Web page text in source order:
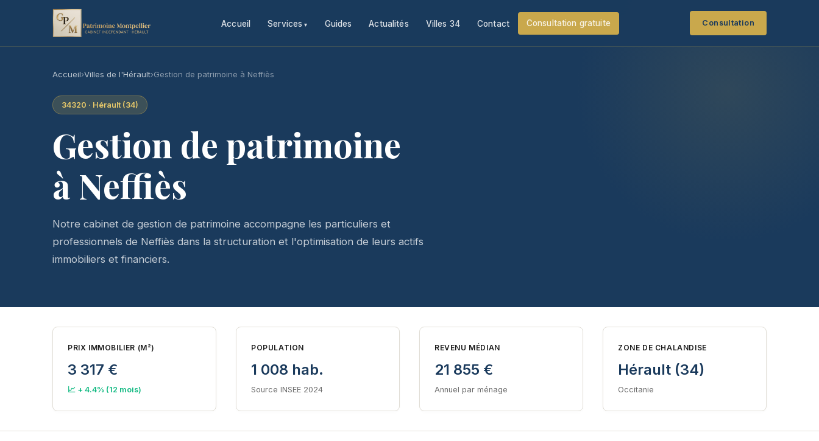
Accueil Services Guides Actualités Villes 34 Contact Consultation gratuite Consultation
Accueil›Villes de l'Hérault›Gestion de patrimoine à Neffiès
34320 · Hérault (34)
Gestion de patrimoine
à Neffiès
Notre cabinet de gestion de patrimoine accompagne les particuliers et
professionnels de Neffiès dans la structuration et l'optimisation de leurs actifs
immobiliers et financiers.
PRIX IMMOBILIER (M²)
3 317 €
📈 + 4.4% (12 mois)
POPULATION
1 008 hab.
Source INSEE 2024
REVENU MÉDIAN
21 855 €
Annuel par ménage
ZONE DE CHALANDISE
Hérault (34)
Occitanie